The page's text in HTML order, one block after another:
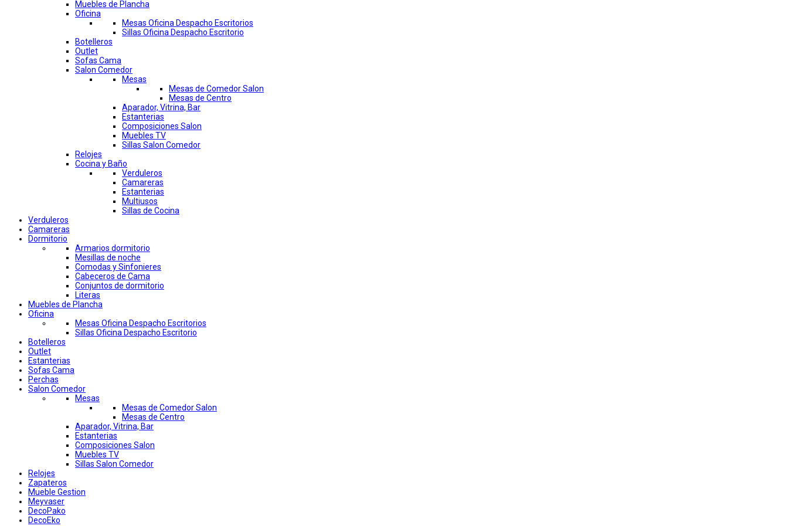
Muebles de Plancha
Oficina
Mesas Oficina Despacho Escritorios
Sillas Oficina Despacho Escritorio
Botelleros
Outlet
Sofas Cama
Salon Comedor
Mesas
Mesas de Comedor Salon
Mesas de Centro
Aparador, Vitrina, Bar
Estanterias
Composiciones Salon
Muebles TV
Sillas Salon Comedor
Relojes
Cocina y Baño
Verduleros
Camareras
Estanterias
Multiusos
Sillas de Cocina
Verduleros
Camareras
Dormitorio
Armarios dormitorio
Mesillas de noche
Comodas y Sinfonieres
Cabeceros de Cama
Conjuntos de dormitorio
Literas
Muebles de Plancha
Oficina
Mesas Oficina Despacho Escritorios
Sillas Oficina Despacho Escritorio
Botelleros
Outlet
Estanterias
Sofas Cama
Perchas
Salon Comedor
Mesas
Mesas de Comedor Salon
Mesas de Centro
Aparador, Vitrina, Bar
Estanterias
Composiciones Salon
Muebles TV
Sillas Salon Comedor
Relojes
Zapateros
Mueble Gestion
Meyvaser
DecoPako
DecoEko